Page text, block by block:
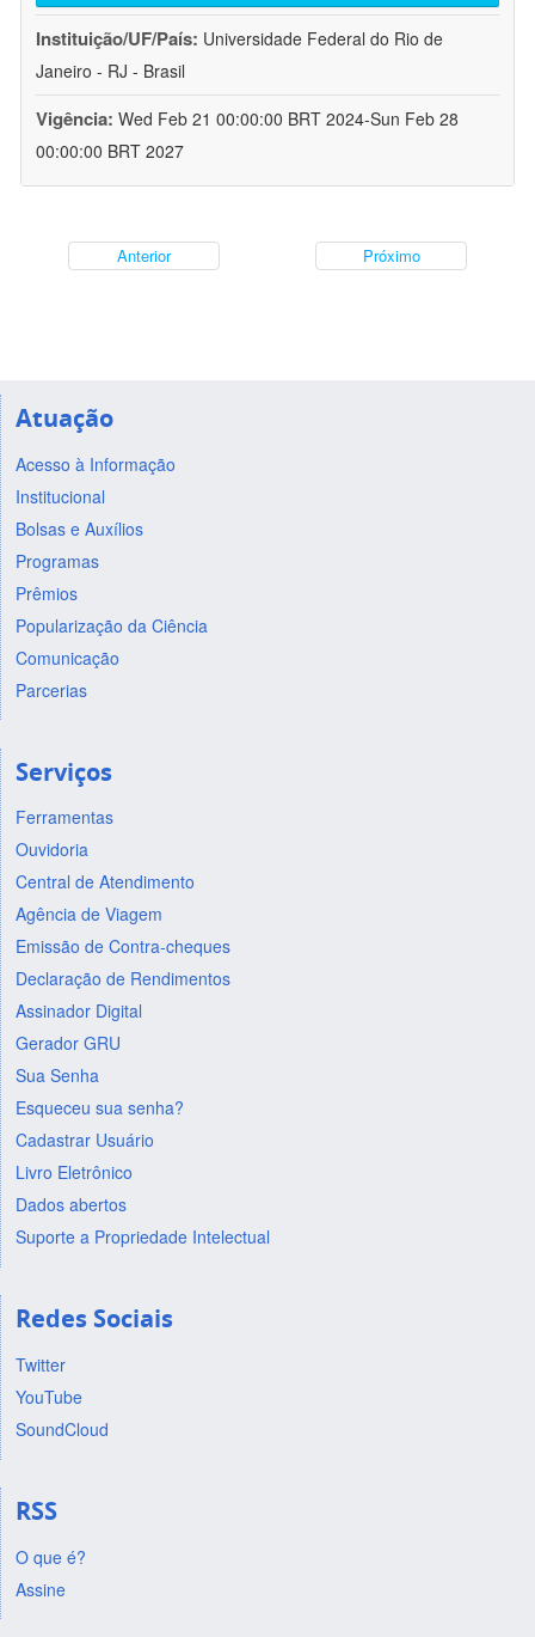
Instituição/UF/País: Universidade Federal do Rio de
Janeiro - RJ - Brasil
Vigência: Wed Feb 21 00:00:00 BRT 2024-Sun Feb 28
00:00:00 BRT 2027
Anterior Próximo
Atuação
Acesso à Informação
Institucional
Bolsas e Auxílios
Programas
Prêmios
Popularização da Ciência
Comunicação
Parcerias
Serviços
Ferramentas
Ouvidoria
Central de Atendimento
Agência de Viagem
Emissão de Contra-cheques
Declaração de Rendimentos
Assinador Digital
Gerador GRU
Sua Senha
Esqueceu sua senha?
Cadastrar Usuário
Livro Eletrônico
Dados abertos
Suporte a Propriedade Intelectual
Redes Sociais
Twitter
YouTube
SoundCloud
RSS
O que é?
Assine